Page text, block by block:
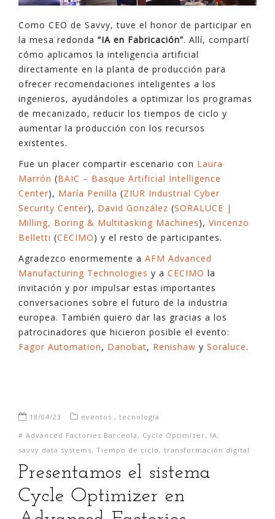
Como CEO de Savvy, tuve el honor de participar en
la mesa redonda “IA en Fabricación”. Allí, compartí
cómo aplicamos la inteligencia artificial
directamente en la planta de producción para
ofrecer recomendaciones inteligentes a los
ingenieros, ayudándoles a optimizar los programas
de mecanizado, reducir los tiempos de ciclo y
aumentar la producción con los recursos
existentes.
Fue un placer compartir escenario con Laura
Marrón (BAIC – Basque Artificial Intelligence
Center), María Penilla (ZIUR Industrial Cyber
Security Center), David González (SORALUCE |
Milling, Boring & Multitasking Machines), Vincenzo
Belletti (CECIMO) y el resto de participantes.
Agradezco enormemente a AFM Advanced
Manufacturing Technologies y a CECIMO la
invitación y por impulsar estas importantes
conversaciones sobre el futuro de la industria
europea. También quiero dar las gracias a los
patrocinadores que hicieron posible el evento:
Fagor Automation, Danobat, Renishaw y Soraluce.
18/04/23 eventos , tecnología
# Advanced Factories Barceola , Cycle Optimizer, IA,
savvy data systems, Tiempo de ciclo , transformación digital
Presentamos el sistema
Cycle Optimizer en